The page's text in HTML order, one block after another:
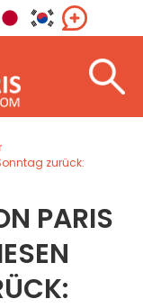
zurück:
PARIS